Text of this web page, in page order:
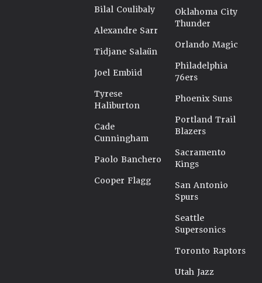
Bilal Coulibaly
Alexandre Sarr
Tidjane Salaün
Joel Embiid
Tyrese
Haliburton
Cade
Cunningham
Paolo Banchero
Cooper Flagg
Oklahoma City
Thunder
Orlando Magic
Philadelphia
76ers
Phoenix Suns
Portland Trail
Blazers
Sacramento
Kings
San Antonio
Spurs
Seattle
Supersonics
Toronto Raptors
Utah Jazz